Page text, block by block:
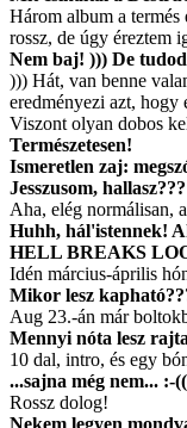
Három album a
rossz, de úgy éreztem
Nem baj! ))) De
))) Hát, van benne
eredményezi azt, hogy
Viszont olyan dobos
Természetesen!
Ismeretlen zaj:
Jesszusom, hallasz???
Aha, elég normálisan,
Huhh, hál'istennek!
HELL BREAKS
Idén március-április
Mikor lesz
Aug 23.-án már
Mennyi nóta lesz
10 dal, intro, és egy
...sajna még nem... :-
Rossz dolog!
Nekem legyen